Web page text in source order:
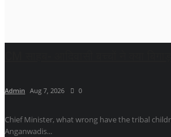
Admin Aug 7, 2026 0
Chief Minister, what wrong have the tribal
Anganwadis...